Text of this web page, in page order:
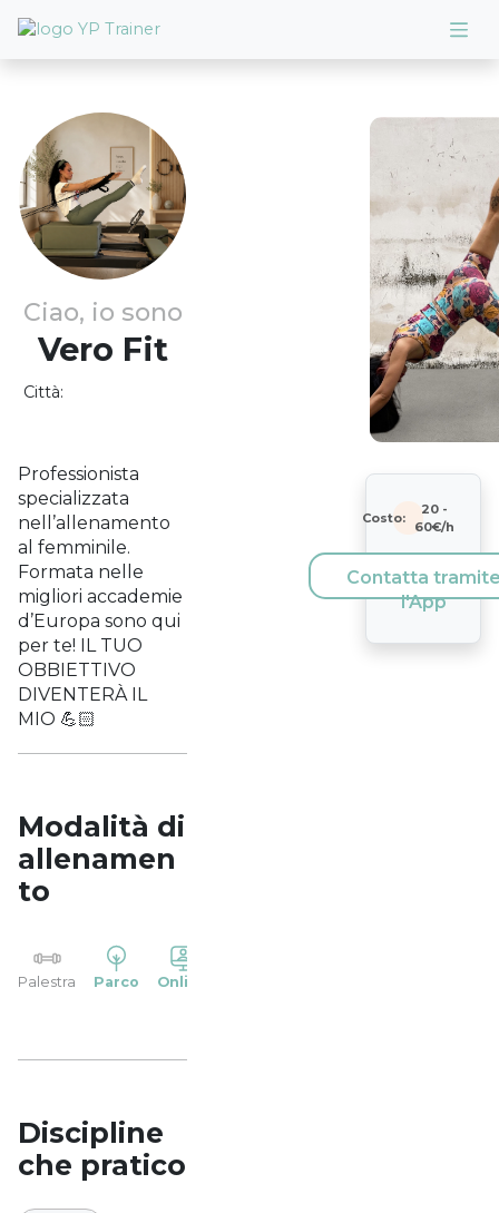
Ciao, io sono
Vero Fit
Città:
Professionista
specializzata
nell’allenamento
al femminile.
Formata nelle
migliori accademie
d’Europa sono qui
per te! IL TUO
OBBIETTIVO
DIVENTERÀ IL
MIO 💪🏻
Modalità di
allenamen
to
Palestra Parco Online
Discipline
che pratico
Costo:
20 -
60€/h
Contatta
l'App